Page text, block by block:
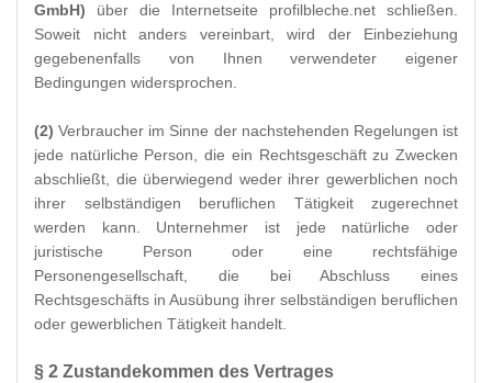
GmbH) über die Internetseite profilbleche.net schließen.
Soweit nicht anders vereinbart, wird der Einbeziehung
gegebenenfalls von Ihnen verwendeter eigener
Bedingungen widersprochen.
(2) Verbraucher im Sinne der nachstehenden Regelungen ist
jede natürliche Person, die ein Rechtsgeschäft zu Zwecken
abschließt, die überwiegend weder ihrer gewerblichen noch
ihrer selbständigen beruflichen Tätigkeit zugerechnet
werden kann. Unternehmer ist jede natürliche oder
juristische Person oder eine rechtsfähige
Personengesellschaft, die bei Abschluss eines
Rechtsgeschäfts in Ausübung ihrer selbständigen beruflichen
oder gewerblichen Tätigkeit handelt.
§ 2 Zustandekommen des Vertrages